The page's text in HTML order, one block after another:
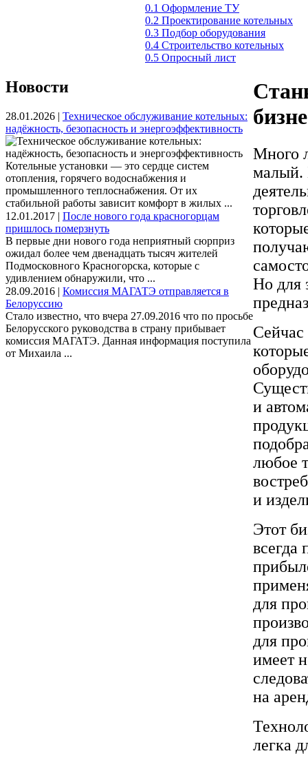
0.1 Оформление ТУ
0.2 Проектирование котельных
0.3 Подбор оборудования
0.4 Строительство котельных
0.5 Опросный лист
Новости
28.01.2026 | Техническое обслуживание котельных:
надёжность, безопасность и энергоэффективность
Котельные установки — это сердце систем
отопления, горячего водоснабжения и
промышленного теплоснабжения. От их
стабильной работы зависит комфорт в жилых ...
12.01.2017 | После нового года красногорцам
пришлось померзнуть
В первые дни нового года неприятный сюрприз
ожидал более чем двенадцать тысяч жителей
Подмосковного Красногорска, которые с
удивлением обнаружили, что ...
28.09.2016 | Комиссия МАГАТЭ отправляется в
Белоруссию
Стало известно, что вчера 27.09.2016 что по просьбе
Белорусского руководства в страну прибывает
комиссия МАГАТЭ. Данная информация поступила
от Михаила ...
Много
малый.
Но для
Сейчас
и
любое
и
Этот
всегда
для
для
имеет
на
легка